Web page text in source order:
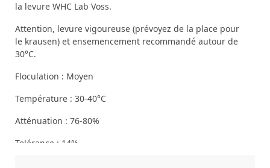
la levure WHC Lab Voss.
Attention, levure vigoureuse (prévoyez de la place pour
le krausen) et ensemencement recommandé autour de
30°C.
Floculation : Moyen
Température : 30-40°C
Atténuation : 76-80%
Tolérance : 14%